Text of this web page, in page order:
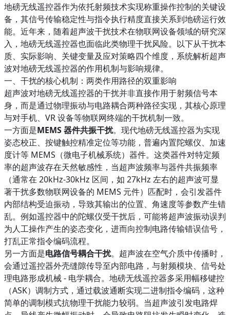
地磅无线遥控器作为依托射频技术实现称重操作控制的关键设
备，其信号传输稳定性与指令执行精度直接关系到地磅运行效
能。近年来，随着超声波干扰技术在物联网设备领域的研究深
入，地磅无线遥控器也面临此类物理干扰风险。以下从干扰本
质、实际影响、关键变量及应对策略四个维度，系统解析超声
波对地磅无线遥控器的作用机制与影响规律。​
一、干扰的核心机制：两类作用路径的双重影响​
超声波对地磅无线遥控器的干扰并非直接作用于射频信号本
身，而是通过物理振动与电路耦合两种路径实现，其核心原理
与对手机、VR 设备等物联网终端的干扰机制一致。​
一方面是MEMS 器件共振干扰。现代地磅无线遥控器为实现
姿态校正、按键触控精准定位等功能，普遍内置陀螺仪、加速
度计等 MEMS（微电子机械系统）器件。这类器件对特定频
率的超声波存在天然敏感性，当超声波频率与器件共振频率
（通常在 20kHz-30kHz 区间，如 27kHz 左右的超声波可显
著干扰多数物联网设备的 MEMS 元件）匹配时，会引发器件
内部结构受迫振动，导致其输出的位置、角速度等参数产生错
乱。例如遥控器中的陀螺仪受干扰后，可能将超声波振动误判
为人工操作产生的姿态变化，进而向控制电路传输错误信号，
打乱正常指令编码流程。​
另一方面是电路信号耦合干扰。超声波在空气介质中传播时，
会通过遥控器外壳缝隙传导至内部电路，与射频模块、信号处
理电路形成机械 - 电学耦合。地磅无线遥控器多采用幅移键控
（ASK）调制方式，通过载波通断实现二进制指令编码，这种
简单的调制模式抗物理干扰能力较弱。当超声波引发电路焊